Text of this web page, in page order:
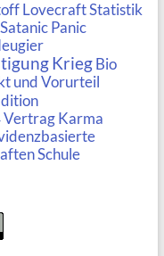
LovecraftStatistik
Satanic Panic
Krieg Bio
und Vorurteil
Vertrag Karma
Schule